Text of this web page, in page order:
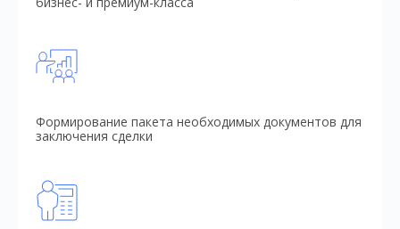
Формирование пакета необходимых документов для
заключения сделки